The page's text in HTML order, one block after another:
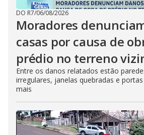
DO R7/06/08/2026
Moradores
casas por causa de
prédio no terreno
Entre os danos relatados estão
irregulares, janelas quebradas e
mais